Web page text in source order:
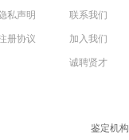
隐私声明
册协议
联系我们
加入我们
诚聘贤才
鉴定机构